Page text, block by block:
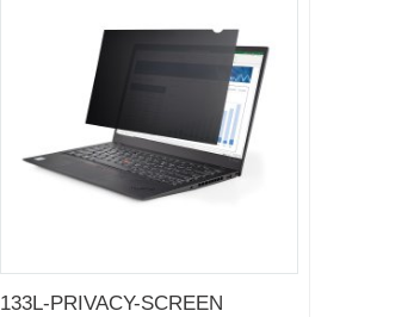
133L-PRIVACY-SCREEN